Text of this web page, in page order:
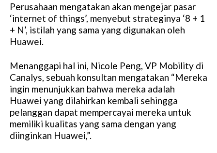
Perusahaan mengatakan akan mengejar pasar
‘internet of things’, menyebut strateginya ‘8 + 1
+ N’, istilah yang sama yang digunakan oleh
Huawei.
Menanggapi hal ini, Nicole Peng, VP Mobility di
Canalys, sebuah konsultan mengatakan “Mereka
ingin menunjukkan bahwa mereka adalah
Huawei yang dilahirkan kembali sehingga
pelanggan dapat mempercayai mereka untuk
memiliki kualitas yang sama dengan yang
diinginkan Huawei,”.